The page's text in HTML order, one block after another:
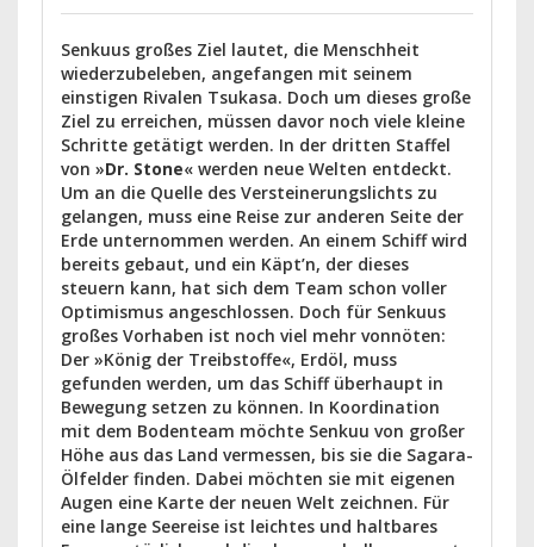
Senkuus großes Ziel lautet, die Menschheit
wiederzubeleben, angefangen mit seinem
einstigen Rivalen Tsukasa. Doch um dieses große
Ziel zu erreichen, müssen davor noch viele kleine
Schritte getätigt werden. In der dritten Staffel
von »Dr. Stone« werden neue Welten entdeckt.
Um an die Quelle des Versteinerungslichts zu
gelangen, muss eine Reise zur anderen Seite der
Erde unternommen werden. An einem Schiff wird
bereits gebaut, und ein Käpt’n, der dieses
steuern kann, hat sich dem Team schon voller
Optimismus angeschlossen. Doch für Senkuus
großes Vorhaben ist noch viel mehr vonnöten:
Der »König der Treibstoffe«, Erdöl, muss
gefunden werden, um das Schiff überhaupt in
Bewegung setzen zu können. In Koordination
mit dem Bodenteam möchte Senkuu von großer
Höhe aus das Land vermessen, bis sie die Sagara-
Ölfelder finden. Dabei möchten sie mit eigenen
Augen eine Karte der neuen Welt zeichnen. Für
eine lange Seereise ist leichtes und haltbares